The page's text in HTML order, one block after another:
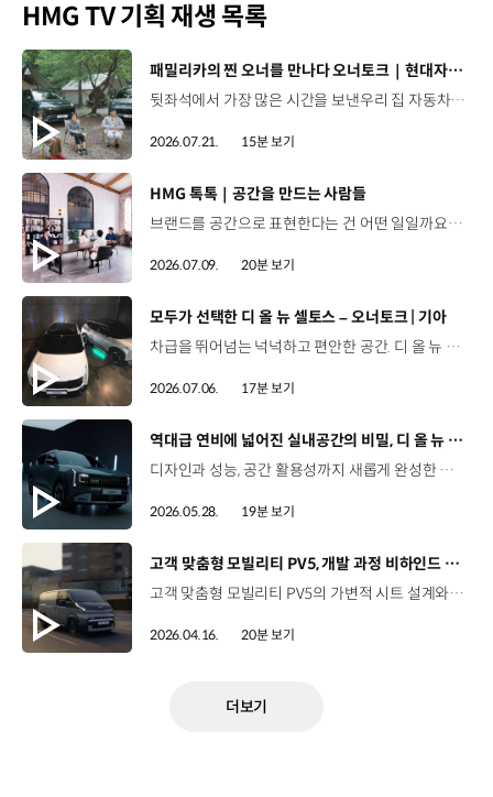
HMG TV 기획 재생 목록
[동영상]
패밀리카의 찐 오너를 만나다 오너토크｜현대자동차
뒷좌석에서 가장 많은 시간을 보낸우리 집 자동차의 찐 오너들!🚗 차에 담긴 추억부터 미래에 꿈꾸는 드림카까지 현대차 Kids의 솔직한 토크를 확인해 보세요. 00:47 패밀리카의 찐 오너, 현대차 Kids 프로필00:56 우리 가족 차가 제일 예쁘다?04:21 차 안에서 우리 가족은?06:26 패밀리카로서의 장점10:04 아이들의 눈으로 본 현대차는 어떤 이미지일까?10:55 추억을 선물한 현대차12:02 나의 드림카13:46 오너토크를 함께한 소감은? #현대자동차 #오너토크 #패밀리카 #현대차Kids #아이오닉9 #싼타페하이브리드 #아이오닉5N #아이오닉6N #N페스티벌 #가족여행 #미래세대 #드림카
2026.07.21. 15분 보기
[동영상]
HMG 톡톡｜공간을 만드는 사람들
브랜드를 공간으로 표현한다는 건 어떤 일일까요? 양재 사옥 로비부터 기아 브랜드관, 제네시스 라운지까지.현대자동차그룹의 공간 브랜딩 담당자들이 들려주는생생한 비하인드 스토리를 HMG 톡톡에서 만나보세요. 00:00 HMG 톡톡 인트로00:33 브랜드 공간 개발 담당자를 소개01:47 공간 브랜딩의 A to Z03:09 현대차그룹 양재사옥 로비 리노베이션 스토리04:58 기아를 체험하는 곳, '오토랜드 브랜드관' 스토리06:20 제네시스의 특별한 공간, '제네시스 라운지' 스토리08:00 공간 브랜딩 담당자들의 업무 에피소드11:17 공간 브랜딩을 위한 파격적인(?) 아이디어 창출법12:44 공간 브랜딩 담당자들의 특이한 직업병?14:20 공간 브랜딩 담당자들의 특별한 아이템 스토리17:55 공간에 진심인 사람들이 그리는 미래 #HMG톡톡 #공간 #현대자동차 #기아 #제네시스 #PV5 #양재사옥 #브랜드공간 #디자인 #공간디자인 #공간브랜딩 #아이디어 #오토랜드브랜드관
2026.07.09. 20분 보기
[동영상]
모두가 선택한 디 올 뉴 셀토스 – 오너토크 | 기아
차급을 뛰어넘는 넉넉하고 편안한 공간. 디 올 뉴 셀토스를 선택한 오너들의 Talk🚗 00:00 인트로00:44 오너 프로필01:34 내가 디 올 뉴 셀토스를 선택한 이유03:13 첫차라서 더 소중해04:00 보다 크고 강인해진 디자인05:08 차급을 뛰어넘는 다재다능 실내공간06:03 아이들은 몰랐던 엄마의 새 차07:08 내가 2열 편의성을 고려한 이유09:03 V2L 기능09:58 스테이 모드10:35 ADAS12:11 오감으로 느끼는 사운드 - 1열 바이브로 사운드 시트13:47 내 차를 소개합니다16:32 나에게 셀토스란 #기아 #디올뉴셀토스 #오너토크 #소형SUV #중형급소형SUV #첨단운전자보조기능 #셀토스하이브리드연비 #셀토스하이브리드XLine디자인 #바이브로사운드시트 #휠베이스 #2열리클라이닝시트 #스마트파워테일게이트
2026.07.06. 17분 보기
[동영상]
역대급 연비에 넓어진 실내공간의 비밀, 디 올 뉴 셀토스 개발기
디자인과 성능, 공간 활용성까지 새롭게 완성한 디 올 뉴 셀토스.연구원이 직접 밝히는 풀체인지 개발 비하인드를 만나보세요. 01:35 연구원도 “이건 좀 갖고 싶은데?”라고 생각한 역대급 풀체인지02:22 디 올 뉴 셀토스, 좋은데 비싸다? 개발 연구진의 솔직한 마음03:27 Trial – 기존 셀토스의 최대 약점, NVH 성능 개선 목표03:58 Trial – 패밀리카를 염두에 둔 2열 공간 확보 목표04:48 Trial – 소형 SUV는 꼭 귀여워야 할까? 외장 디자인 목표05:51 Modify – 디 올 뉴 셀토스의 강인한 외관 디자인 탄생 배경07:07 Modify – 비행기 날개 같은 사이드미러 디자인, 고주파 휘슬 소음 잡아내다09:20 Modify – 2열 리클라이닝 시트, 24도의 비밀10:07 Modify – 짜릿한 음악 비트를 진동으로 전달하는, 바이브로 사운드 시트13:15 Improve – 차급을 넘어선 정숙성, 고급 세단 수준의 NVH 달성14:11 Improve – 더 넓고 더 여유롭게, 동급 최강의 2열과 적재공간15:47 Improve – 선택하는 재미까지 더했다, 확 달라진 컬러 라인업16:36 Improve – 연비, 활용성 모두 잡은 하이브리드 기술 소개 (HPC / V2L / 스테이 모드) #기아 #TMI토크 #디올뉴셀토스 #디올뉴셀토스하이브리드 #디올뉴셀토스디자인 #디올뉴셀토스시트 #디올뉴셀토스실내공간 #디올뉴셀토스가격 #디올뉴셀토스옵션 #디올뉴셀토스XLine 유튜브 바로 가가
2026.05.28. 19분 보기
[동영상]
고객 맞춤형 모빌리티 PV5, 개발 과정 비하인드 스토리
고객 맞춤형 모빌리티 PV5의 가변적 시트 설계와 최첨단 사양까지.승차감과 내구성을 모두 확보하기 위한 고민,연구원이 직접 밝히는 PV5 개발 스토리를 지금 만나보세요. 00:00 하이라이트00:49 PV5 프로젝트를 맡았을 때, 들었던 생각?02:06 Trial-고객의 니즈에서 개발을 시작한 PV5 프로젝트04:20 Modify-시트를 자동차 바닥으로 넣을 수 있다면? 카고 하이루프 ‘팝업 싱킹 시트’ 개발 스토리07:02 Modify-안전성과 승차감을 충족하는 현가장치 ‘후륜 사이드로드 발생형 CTBA’ 개발 스토리11:02 Modify-비즈니스의 무한 확장을 가능하게 하는 ‘신규 인포테인먼트‘ 개발 스토리12:50 Improve-운전하기 편안한 전기 밴13:29 Improve-넓은 실내공간 확보를 위한 노력14:37 최소 회전 반경 5.5m, 경차 수준의 회전 반경 확보한 PV516:05 안드로이드 기반 AAOS 최초로 적용한 PV517:46 ‘이게 정말 되네?’ 연구원들의 솔직한 PV5 개발 소감 #기아 #TMI토크 #PV5 #PV5카고 #PV5패신저 #PV5택시 #PV5하이루프 #PBV #PV5개발과정 #PV5특화기능 #PV5성능 #PV5공간활용 #PV5승차감 #PV5안정성 #고객맞춤형모빌리티 유튜브 바로 가기 >
2026.04.16. 20분 보기
더보기